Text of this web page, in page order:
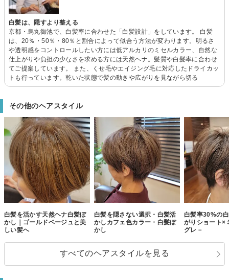
白髪は、隠すより整える
京都・烏丸御池で、白髪率に合わせた「白髪設計」をしています。 白髪
は、20％・50％・80％と割合によって似合う方法が変わります。明るさ
や透明感をコントロールしたい方には低アルカリのミセルカラー、自然な
仕上がりや負担の少なさを求める方には天然ヘナ。髪質や白髪率に合わせ
てご提案しています。 また、くせ毛やエイジング毛に対応したドライカッ
トも行っています。乾いた状態で髪の動きや広がりを見ながら切る
その他のヘアスタイル
白髪を活かす天然ヘナ白髪ぼ
かし｜ゴールドベージュと美
しい髪へ
白髪を隠さない選択・白髪活
かしカフェ色カラー・白髪ぼ
かし
白髪率30%の
がりショート×
グレ－
すべてのヘアスタイルを見る